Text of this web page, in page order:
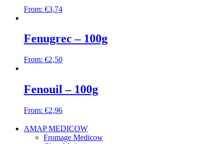
From: €3,74
Fenugrec – 100g
From: €2,50
Fenouil – 100g
From: €2,96
AMAP MEDICOW
Fromage Medicow